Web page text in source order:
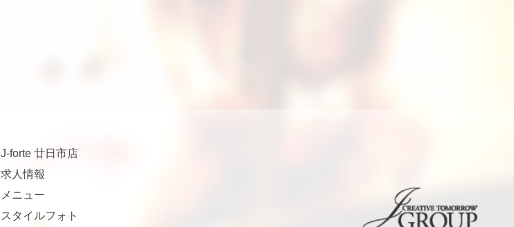
J-forte 廿日市店
求人情報
メニュー
スタイルフォト